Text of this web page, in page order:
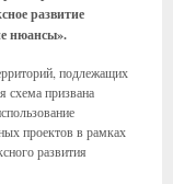
развитие
нюансы».
подлежащих
схема призвана
проектов в рамках
развития